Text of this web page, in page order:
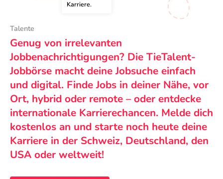
Karriere.
Talente
Genug von irrelevanten
Jobbenachrichtigungen? Die TieTalent-
Jobbörse macht deine Jobsuche einfach
und digital. Finde Jobs in deiner Nähe, vor
Ort, hybrid oder remote – oder entdecke
internationale Karrierechancen. Melde dich
kostenlos an und starte noch heute deine
Karriere in der Schweiz, Deutschland, den
USA oder weltweit!